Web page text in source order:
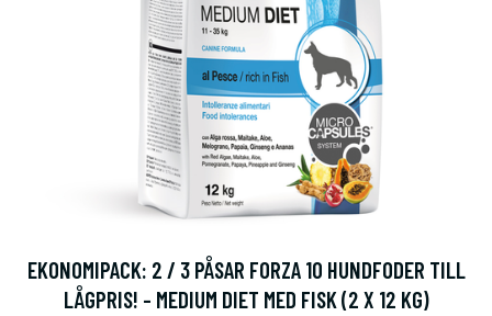
EKONOMIPACK: 2 / 3 PÅSAR FORZA 10 HUNDFODER TILL
LÅGPRIS! - MEDIUM DIET MED FISK (2 X 12 KG)